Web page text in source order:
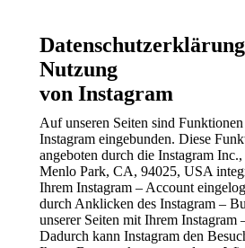
Nutzung
von Instagram
Auf unseren Seiten sind
Instagram eingebunden. Diese
angeboten durch die Instagram
Menlo Park, CA, 94025, USA
Ihrem Instagram – Account
durch Anklicken des Instagram –
unserer Seiten mit Ihrem Instagram
Dadurch kann Instagram den